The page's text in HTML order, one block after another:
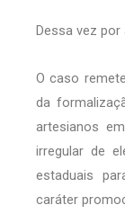
Dessa vez
O caso
da
artesianos
irregular de
estaduais
caráter